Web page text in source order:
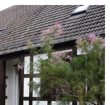
große Wohnung bietet 6
sich im Obergeschoss
ein Wohnzimmer mit
und eine
Liegen für zusätzliche
vorhanden. Die helle
ausgestattet.
mit allem bestückt, was